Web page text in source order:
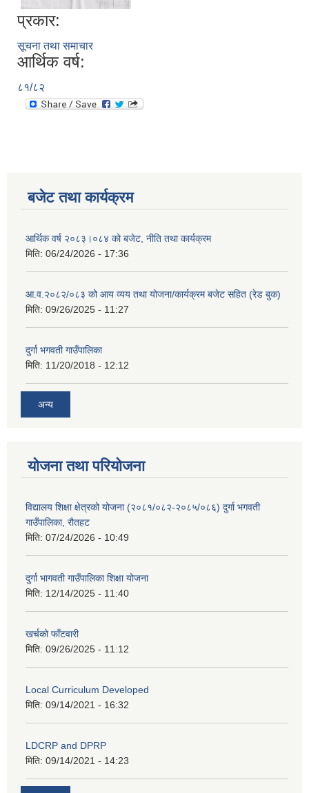
प्रकार:
सूचना तथा समाचार
आर्थिक वर्ष:
८१/८२
बजेट तथा कार्यक्रम
आर्थिक वर्ष २०८३।०८४ को बजेट, नीति तथा कार्यक्रम
मिति: 06/24/2026 - 17:36
आ.व.२०८२/०८३ को आय व्यय तथा योजना/कार्यक्रम बजेट सहित (रेड बुक)
मिति: 09/26/2025 - 11:27
दुर्गा भगवती गाउँपालिका
मिति: 11/20/2018 - 12:12
अन्य
योजना तथा परियोजना
विद्यालय शिक्षा क्षेत्रको योजना (२०८१/०८२-२०८५/०८६) दुर्गा भगवती
गाउँपालिका, रौतहट
मिति: 07/24/2026 - 10:49
दुर्गा भागवती गाउँपालिका शिक्षा योजना
मिति: 12/14/2025 - 11:40
खर्चको फाँटवारी
मिति: 09/26/2025 - 11:12
Local Curriculum Developed
मिति: 09/14/2021 - 16:32
LDCRP and DPRP
मिति: 09/14/2021 - 14:23